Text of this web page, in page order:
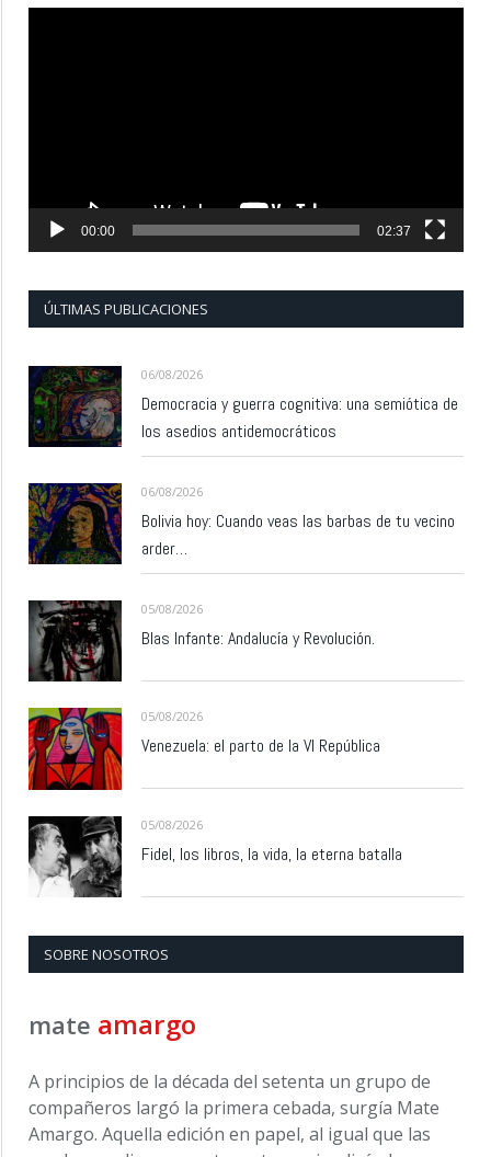
00:00 02:37
ÚLTIMAS PUBLICACIONES
06/08/2026
Democracia y guerra cognitiva: una semiótica de
los asedios antidemocráticos
06/08/2026
Bolivia hoy: Cuando veas las barbas de tu vecino
arder…
05/08/2026
Blas Infante: Andalucía y Revolución.
05/08/2026
Venezuela: el parto de la VI República
05/08/2026
Fidel, los libros, la vida, la eterna batalla
SOBRE NOSOTROS
mate amargo
A principios de la década del setenta un grupo de
compañeros largó la primera cebada, surgía Mate
Amargo. Aquella edición en papel, al igual que las